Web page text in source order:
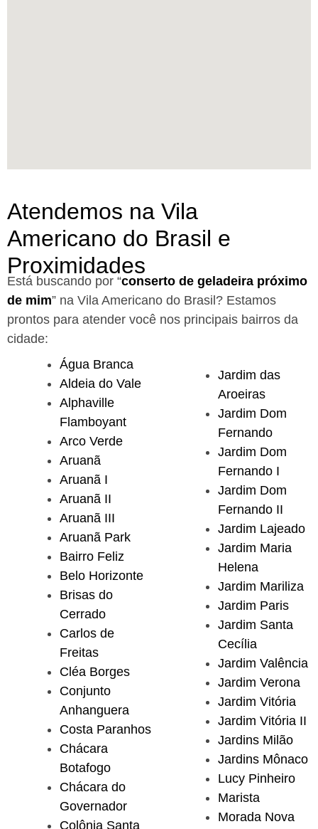
Atendemos na Vila
Americano do Brasil e
Proximidades
Está buscando por “conserto de geladeira próximo
de mim” na Vila Americano do Brasil? Estamos
prontos para atender você nos principais bairros da
cidade:
Água Branca
Aldeia do Vale
Alphaville
Flamboyant
Arco Verde
Aruanã
Aruanã I
Aruanã II
Aruanã III
Aruanã Park
Bairro Feliz
Belo Horizonte
Brisas do
Cerrado
Carlos de
Freitas
Cléa Borges
Conjunto
Anhanguera
Costa Paranhos
Chácara
Botafogo
Chácara do
Governador
Colônia Santa
Jardim das
Aroeiras
Jardim Dom
Fernando
Jardim Dom
Fernando I
Jardim Dom
Fernando II
Jardim Lajeado
Jardim Maria
Helena
Jardim Mariliza
Jardim Paris
Jardim Santa
Cecília
Jardim Valência
Jardim Verona
Jardim Vitória
Jardim Vitória II
Jardins Milão
Jardins Mônaco
Lucy Pinheiro
Marista
Morada Nova